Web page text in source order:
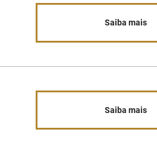
Saiba mais
Saiba mais